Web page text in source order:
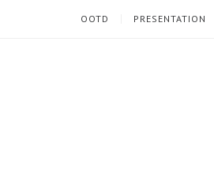
OOTD PRESENTATION